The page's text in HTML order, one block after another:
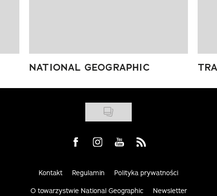
NATIONAL GEOGRAPHIC
Visit us on Facebook
Visit us on Instagram
Visit us on Youtube
Visit us on Rss
Kontakt Regulamin Polityka prywatności
O towarzystwie National Geographic Newsletter